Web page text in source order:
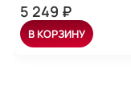
5 249 ₽
В КОРЗИНУ